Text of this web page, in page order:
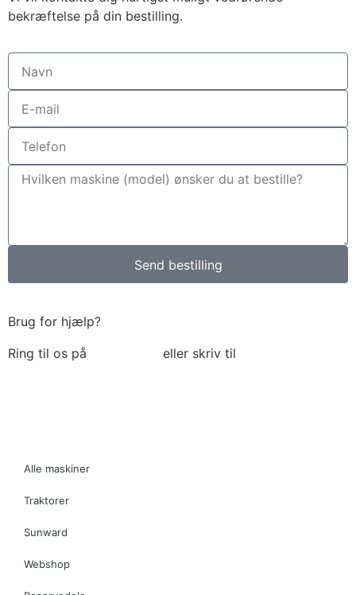
bekræftelse på din bestilling.
Send bestilling
Brug for hjælp?
Ring til os på
eller skriv til
Alle maskiner
Traktorer
Sunward
Webshop